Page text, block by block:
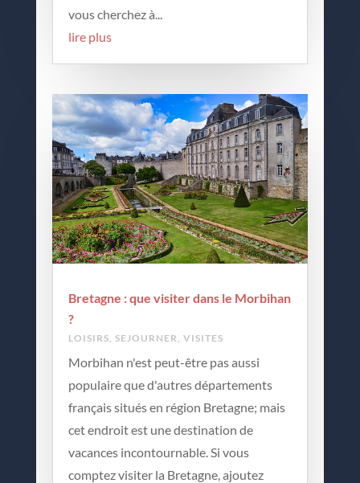
vous cherchez à...
lire plus
Bretagne : que visiter dans le Morbihan
?
LOISIRS SEJOURNER VISITES
Morbihan n'est peut-être pas aussi
populaire que d'autres départements
français situés en région Bretagne; mais
cet endroit est une destination de
vacances incontournable. Si vous
comptez visiter la Bretagne, ajoutez